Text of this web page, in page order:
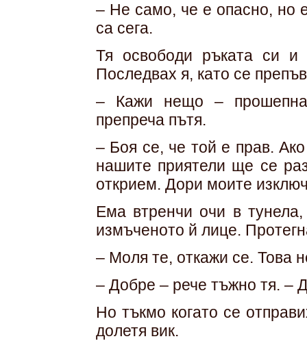
– Не само, че е опасно, но
са сега.
Тя освободи ръката си и
Последвах я, като се
– Кажи нещо –
препреча пътя.
– Боя се, че той е прав.
нашите приятели ще се
открием. Дори моите
Ема втренчи очи в
измъченото й лице.
– Моля те, откажи се. Това
– Добре – рече тъжно тя. –
Но тъкмо когато се
долетя вик.